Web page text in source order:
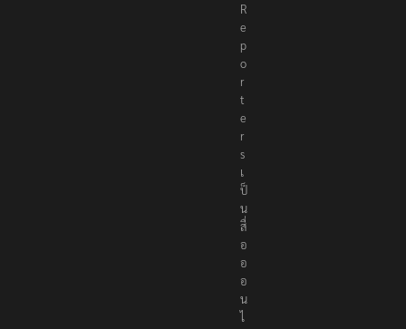
R
e
p
o
r
t
e
r
s
เ
ป็
น
สื่
อ
อ
อ
น
ไ